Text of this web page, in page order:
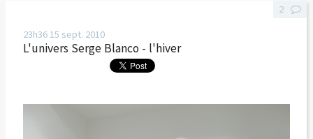
23h3615 sept. 2010
L'univers Serge Blanco - l'hiver
2